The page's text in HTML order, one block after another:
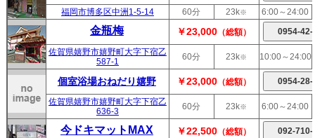
福岡市博多区中洲1-5-14
60分 23k※ 6:00～24:00
金瓶梅 ￥23,000 （総額）
佐賀県嬉野市嬉野町大字下宿乙
587-1
60分 23k※ 10:00～24:00
個室浴場おねだり嬉野 ￥23,000 （総額）
佐賀県嬉野市嬉野町大字下宿乙
636-3
60分 23k※ 6:00～24:00
今ドキマットMAX ￥22,500 （総額）